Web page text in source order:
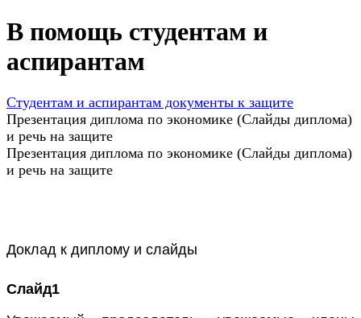
В помощь студентам и
аспирантам
Студентам и аспирантам документы к защите
Презентация диплома по экономике (Слайды диплома)
и речь на защите
Презентация диплома по экономике (Слайды диплома)
и речь на защите
Доклад к диплому и слайды
Слайд1